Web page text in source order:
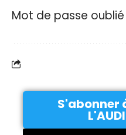
Mot de passe oublié
S'abonner à